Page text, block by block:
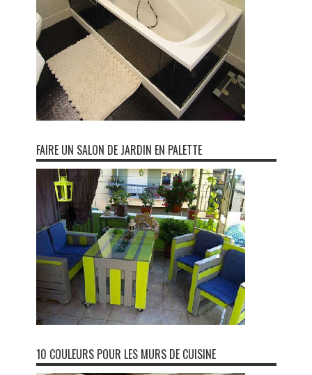
FAIRE UN SALON DE JARDIN EN PALETTE
10 COULEURS POUR LES MURS DE CUISINE